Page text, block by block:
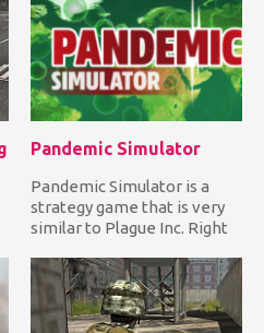
Pandemic Simulator
Pandemic Simulator is a
strategy game that is very
similar to Plague Inc. Right